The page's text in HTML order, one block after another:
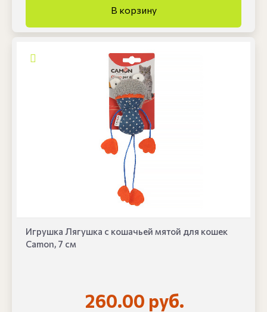
Игрушка Лягушка с кошачьей мятой для кошек
Camon, 7 см
260.00 руб.